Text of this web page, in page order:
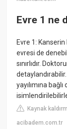
Evre 1 ne
Evre 1:
evresi de
sınırlıdır.
yayılımına
Kaynak
acibadem.com.tr